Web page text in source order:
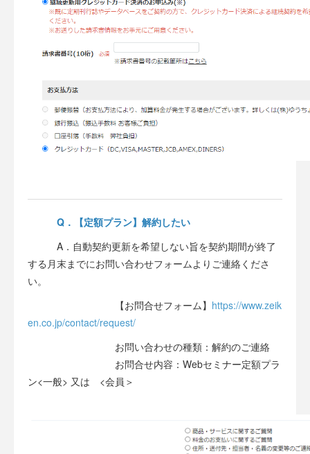
Q．【定額プラン】解約したい
A．自動契約更新を希望しない旨を契約期間が終了
する月末までにお問い合わせフォームよりご連絡くださ
い。
【お問合せフォーム】 https://www.zeik
en.co.jp/contact/request/
お問い合わせの種類：解約のご連絡
お問合せ内容：Webセミナー定額プラ
ン<一般> 又は <会員＞